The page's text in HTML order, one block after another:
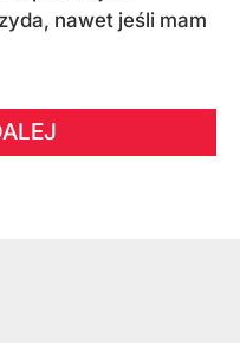
nawet jeśli mam